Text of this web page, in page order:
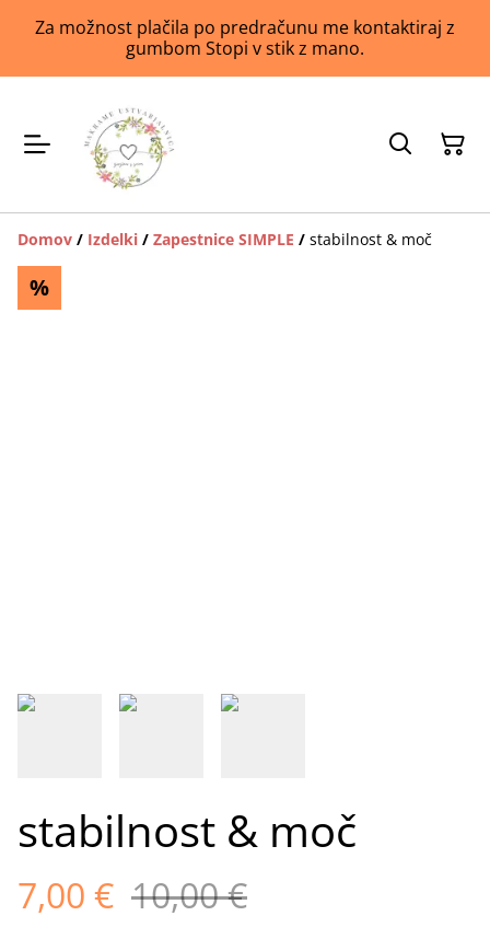
Za možnost plačila po predračunu me kontaktiraj z
gumbom Stopi v stik z mano.
Domov / Izdelki / Zapestnice SIMPLE / stabilnost & moč
%
stabilnost & moč
7,00 € 10,00 €